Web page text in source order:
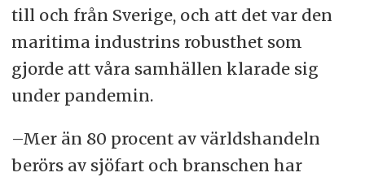
till och från Sverige, och att det var den
maritima industrins robusthet som
gjorde att våra samhällen klarade sig
under pandemin.
–Mer än 80 procent av världshandeln
berörs av sjöfart och branschen har